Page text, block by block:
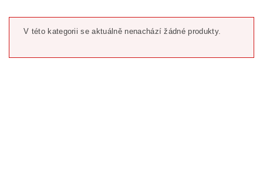
V této kategorii se aktuálně nenachází žádné produkty.